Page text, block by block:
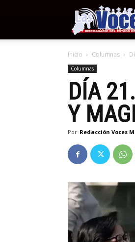
Inicio Columnas
Columnas
DÍA
Y
Por Redacción Voces